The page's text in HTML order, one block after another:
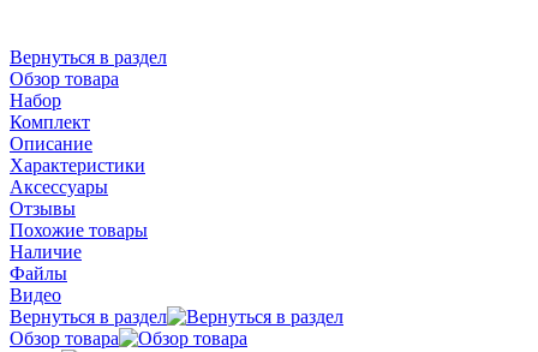
Вернуться в раздел
Обзор товара
Набор
Комплект
Описание
Характеристики
Аксессуары
Отзывы
Похожие товары
Наличие
Файлы
Видео
Вернуться в раздел
Обзор товара